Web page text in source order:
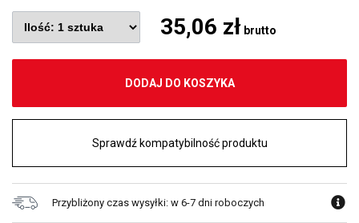
35,06 zł brutto
DODAJ DO KOSZYKA
Sprawdź kompatybilność produktu
Przybliżony czas wysyłki: w 6-7 dni roboczych